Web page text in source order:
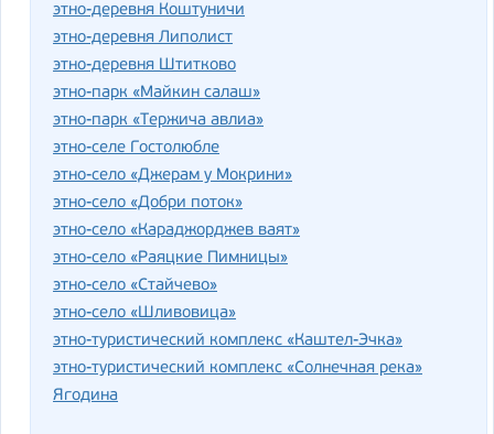
этно-деревня Коштуничи
этно-деревня Липолист
этно-деревня Штитково
этно-парк «Майкин салаш»
этно-парк «Тержича авлиа»
этно-селе Гостолюбле
этно-село «Джерам у Мокрини»
этно-село «Добри поток»
этно-село «Караджорджев ваят»
этно-село «Раяцкие Пимницы»
этно-село «Стайчево»
этно-село «Шливовица»
этно-туристический комплекс «Каштел-Эчка»
этно-туристический комплекс «Солнечная река»
Ягодина